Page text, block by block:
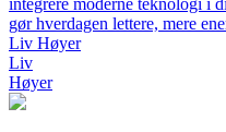
gør hverdagen lettere, mere
Liv Høyer
Liv
Høyer